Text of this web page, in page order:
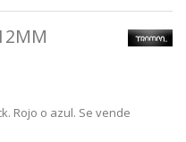
Rojo o azul. Se vende